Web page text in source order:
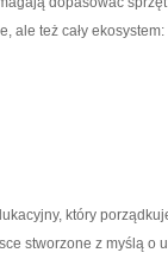
ale też cały ekosystem:
który
stworzone z myślą o